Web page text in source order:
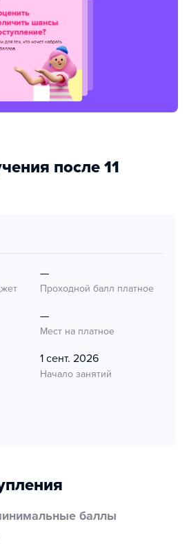
после 11
—
Проходной балл платное
—
Мест на платное
1 сент. 2026
Начало занятий
баллы